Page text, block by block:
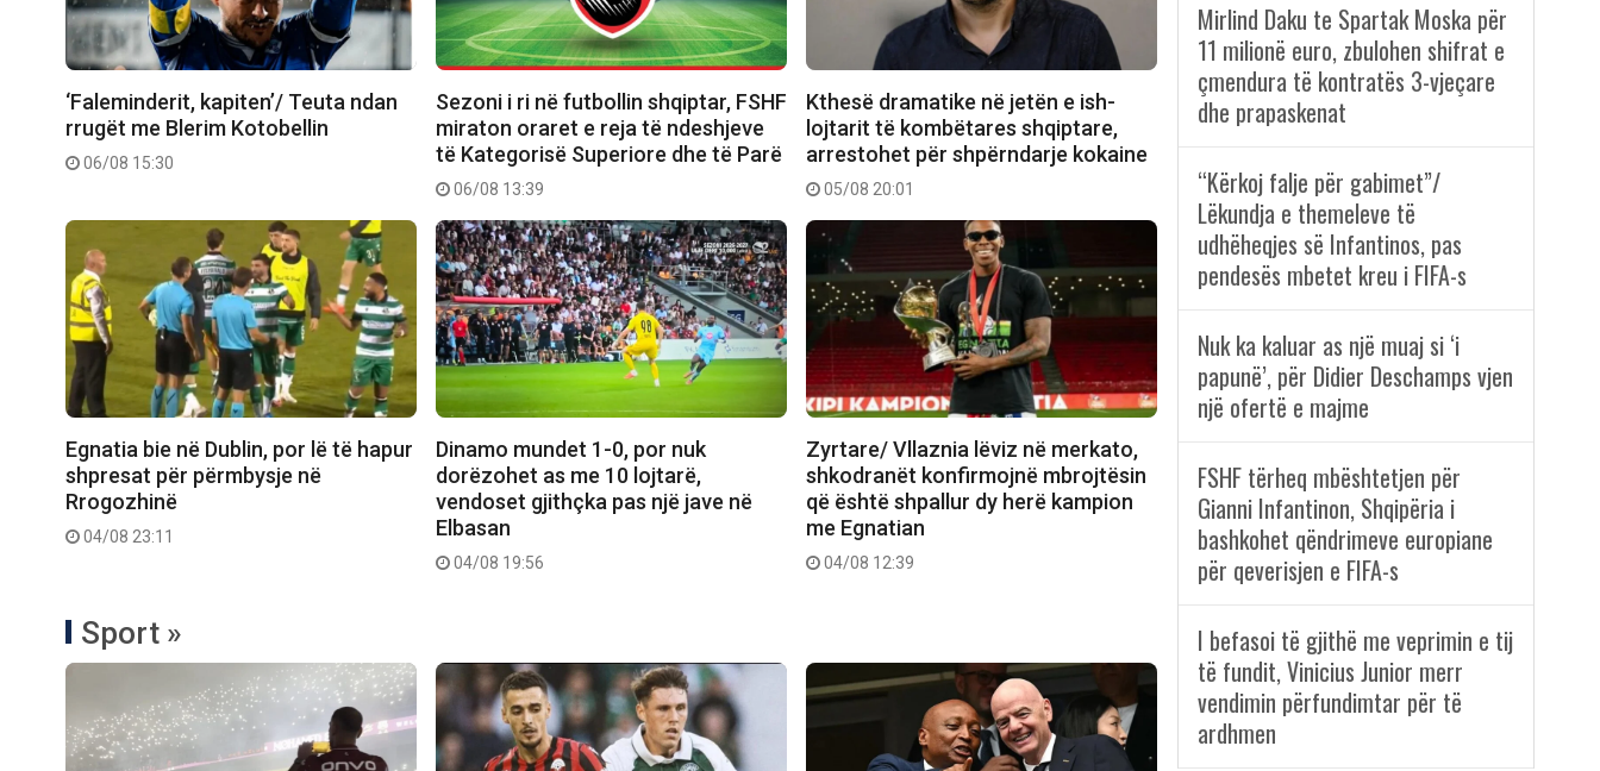
‘Faleminderit, kapiten’/ Teuta ndan
rrugët me Blerim Kotobellin
06/08 15:30
Sezoni i ri në futbollin shqiptar, FSHF
miraton oraret e reja të ndeshjeve
të Kategorisë Superiore dhe të Parë
06/08 13:39
Kthesë dramatike në jetën e ish-
lojtarit të kombëtares shqiptare,
arrestohet për shpërndarje kokaine
05/08 20:01
Egnatia bie në Dublin, por lë të hapur
shpresat për përmbysje në
Rrogozhinë
04/08 23:11
Dinamo mundet 1-0, por nuk
dorëzohet as me 10 lojtarë,
vendoset gjithçka pas një jave në
Elbasan
04/08 19:56
Zyrtare/ Vllaznia lëviz në merkato,
shkodranët konfirmojnë mbrojtësin
që është shpallur dy herë kampion
me Egnatian
04/08 12:39
Sport »
Mirlind Daku te Spartak Moska për
11 milionë euro, zbulohen shifrat e
çmendura të kontratës 3-vjeçare
dhe prapaskenat
“Kërkoj falje për gabimet”/
Lëkundja e themeleve të
udhëheqjes së Infantinos, pas
pendesës mbetet kreu i FIFA-s
Nuk ka kaluar as një muaj si ‘i
papunë’, për Didier Deschamps vjen
një ofertë e majme
FSHF tërheq mbështetjen për
Gianni Infantinon, Shqipëria i
bashkohet qëndrimeve europiane
për qeverisjen e FIFA-s
I befasoi të gjithë me veprimin e tij
të fundit, Vinicius Junior merr
vendimin përfundimtar për të
ardhmen